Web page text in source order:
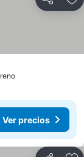
Compartir
Ver precios
Ver precios